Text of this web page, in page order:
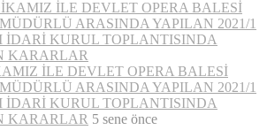
İLE DEVLET OPERA BALESİ
ARASINDA YAPILAN 2021/1
İDARİ KURUL TOPLANTISINDA
KARARLAR 5 sene önce